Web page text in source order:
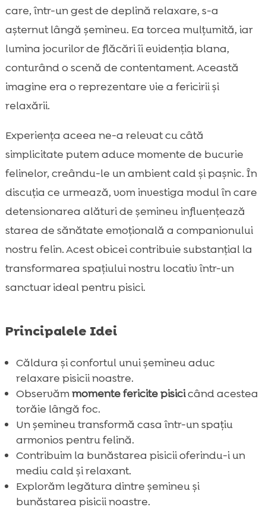

CricksyCat: Hrană de calitate pentru pisica
Bill: Alegerea ideală de hrană umedă
pentru pisici
Importanța hranei de calitate în fericirea
pisicii
 Purrfect Life: Litiera ideală pentru pisici
Interacțiunea cu pisica lângă șemineu

Activități de relaxare și joacă lângă
șemineu
 Ritualuri de seară pentru o pisică fericită
 Semne că pisica ta este cu adevărat
fericită
 Concluzie
 FAQ
care, într-un gest de deplină relaxare, s-a
așternut lângă șemineu. Ea torcea mulțumită, iar
lumina jocurilor de flăcări îi evidenția blana,
conturând o scenă de contentament. Această
imagine era o reprezentare vie a fericirii și
relaxării.
Experiența aceea ne-a relevat cu câtă
simplicitate putem aduce momente de bucurie
felinelor, creându-le un ambient cald și pașnic. În
discuția ce urmează, vom investiga modul în care
detensionarea alături de șemineu influențează
starea de sănătate emoțională a companionului
nostru felin. Acest obicei contribuie substanțial la
transformarea spațiului nostru locativ într-un
sanctuar ideal pentru pisici.
Principalele Idei
Căldura și confortul unui șemineu aduc
relaxare pisicii noastre.
Observămmomente fericite pisicicând acestea
torăie lângă foc.
Un șemineu transformă casa într-un spațiu
armonios pentru felină.
Contribuim la bunăstarea pisicii oferindu-i un
mediu cald și relaxant.
Explorăm legătura dintre șemineu și
bunăstarea pisicii noastre.